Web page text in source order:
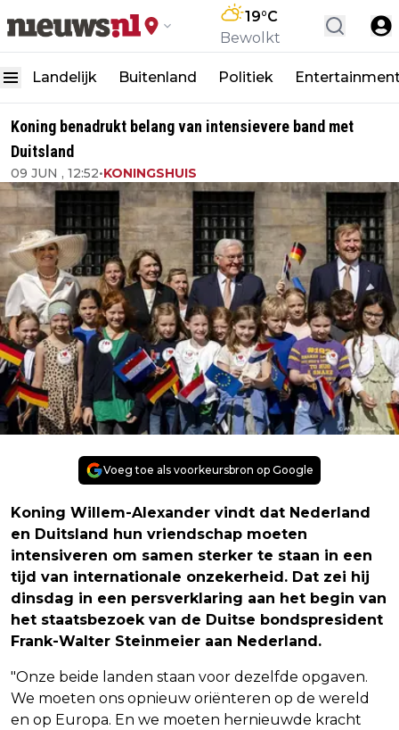
19°C
Bewolkt
Landelijk Buitenland Politiek
Koning benadrukt belang van intensievere band met
Duitsland
09 JUN , 12:52•KONINGSHUIS
Voeg toe als voorkeursbron op Google
Koning Willem-Alexander vindt dat Nederland
en Duitsland hun vriendschap moeten
intensiveren om samen sterker te staan in een
tijd van internationale onzekerheid. Dat zei hij
dinsdag in een persverklaring aan het begin van
het staatsbezoek van de Duitse bondspresident
Frank-Walter Steinmeier aan Nederland.
"Onze beide landen staan voor dezelfde opgaven.
We moeten ons opnieuw oriënteren op de wereld
en op Europa. En we moeten hernieuwde kracht